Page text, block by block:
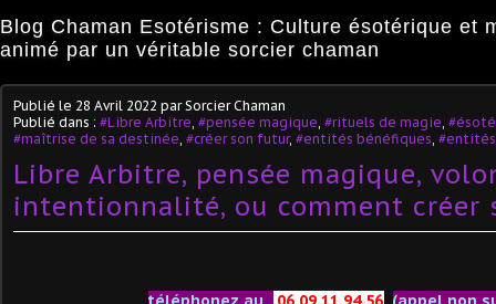
Blog Chaman Esotérisme : Culture ésotérique et
animé par un véritable sorcier chaman
Publié le 28 Avril 2022 par Sorcier Chaman
Publié dans : #Libre Arbitre #pensée magique #rituels de magie
#maîtrise de sa destinée #créer son futur, #entités bénéfiques
Libre Arbitre, pensée magique,
intentionnalité, ou comment créer